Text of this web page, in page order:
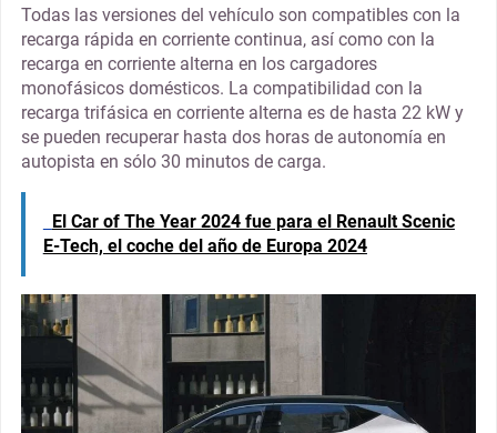
Todas las versiones del vehículo son compatibles con la
recarga rápida en corriente continua, así como con la
recarga en corriente alterna en los cargadores
monofásicos domésticos. La compatibilidad con la
recarga trifásica en corriente alterna es de hasta 22 kW y
se pueden recuperar hasta dos horas de autonomía en
autopista en sólo 30 minutos de carga.
El Car of The Year 2024 fue para el Renault Scenic
E-Tech, el coche del año de Europa 2024